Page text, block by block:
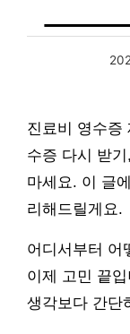
진료비 영수증
수증 다시 받
마세요. 이 글
리해드릴게요.
어디서부터 어
이제 고민 끝
생각보다 간단